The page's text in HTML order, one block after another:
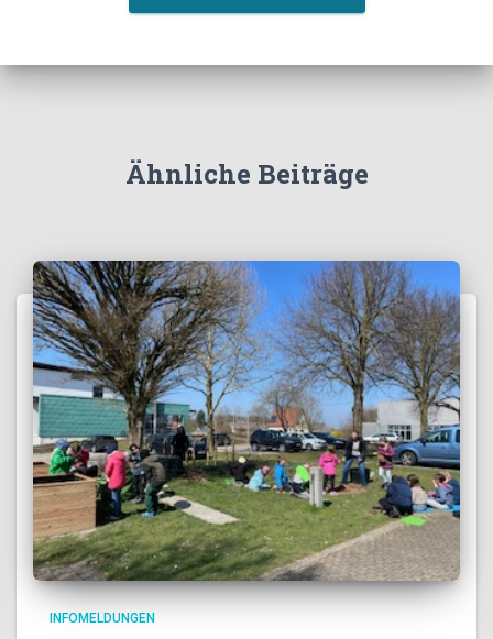
Ähnliche Beiträge
INFOMELDUNGEN